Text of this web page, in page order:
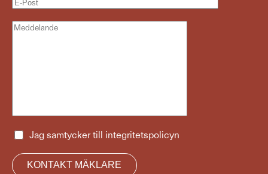
Jag samtycker till integritetspolicyn